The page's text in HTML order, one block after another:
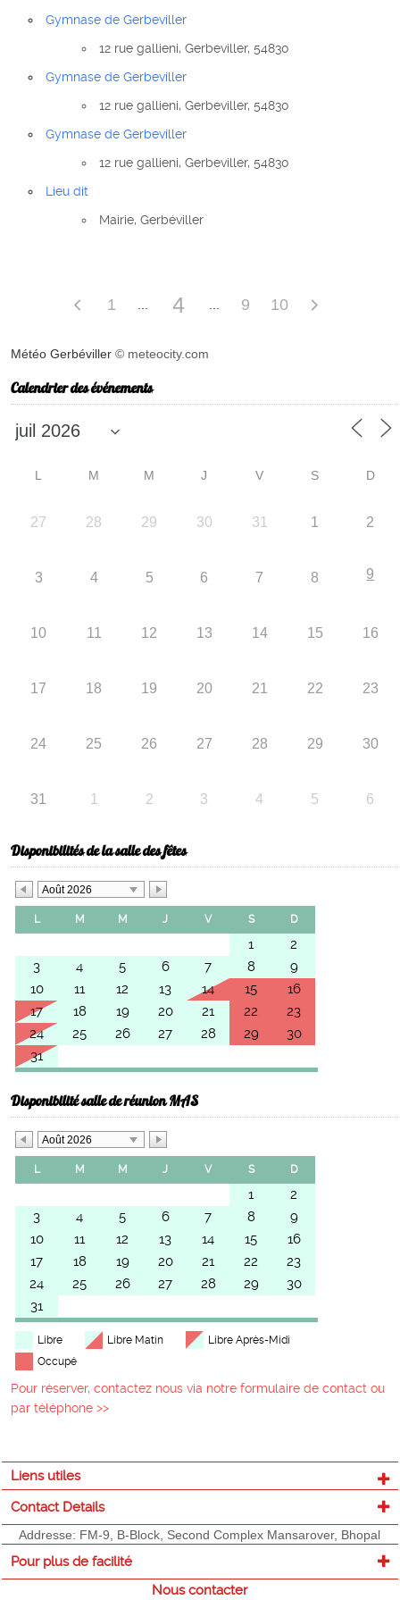
Gymnase de Gerbeviller
12 rue gallieni, Gerbeviller, 54830
Gymnase de Gerbeviller
12 rue gallieni, Gerbeviller, 54830
Gymnase de Gerbeviller
12 rue gallieni, Gerbeviller, 54830
Lieu dit
Mairie, Gerbéviller
1 4 9 10
Météo Gerbéviller © meteocity.com
Calendrier des événements
L M M J V S D
27 28 29 30 31 1 2
3 4 5 6 7 8 9
10 11 12 13 14 15 16
17 18 19 20 21 22 23
24 25 26 27 28 29 30
31 1 2 3 4 5 6
Disponibilités de la salle des fêtes
Août 2026
L M M J V S D
1
2
3
4 5 6 7 8
9
10
11 12 13 14 15
16
17
18 19 20 21 22
23
24
25 26 27 28 29
30
31
Disponibilité salle de réunion MAS
Août 2026
L M M J V S D
1
2
3
4 5 6 7 8
9
10
11 12 13 14 15
16
17
18 19 20 21 22
23
24
25 26 27 28 29
30
31
Libre Libre Matin
Libre Après-Midi
Occupé
Pour réserver, contactez nous via notre formulaire de contact ou
par téléphone >>
Liens utiles
Contact Details
Addresse: FM-9, B-Block, Second Complex Mansarover, Bhopal
Pour plus de facilité
Nous contacter